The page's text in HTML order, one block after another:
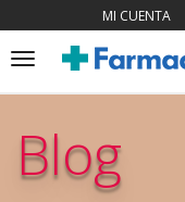
MI CUENTA
Toggle
navigation
Blog